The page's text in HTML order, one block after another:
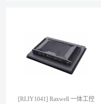
[RLIY1041] Raxwell 一体工控